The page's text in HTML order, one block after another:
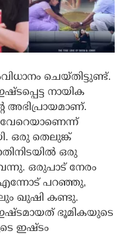
ചെയ്തിട്ടുണ്ട്.
നായിക
അഭിപ്രായമാണ്.
വേറെയാണെന്ന്
ഒരു തെലുങ്ക്
ഒരു
ഒരുപാട് നേരം
എന്നോട് പറഞ്ഞു,
ഖുഷി കണ്ടു.
ഭൂമികയുടെ
ഇഷ്ടം